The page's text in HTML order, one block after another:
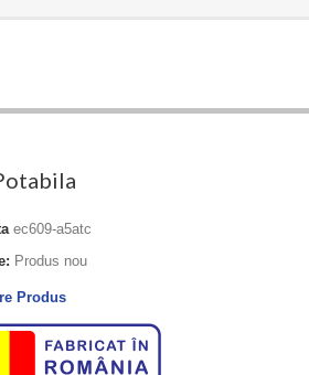
ec609-a5atc
Produs nou
Produs